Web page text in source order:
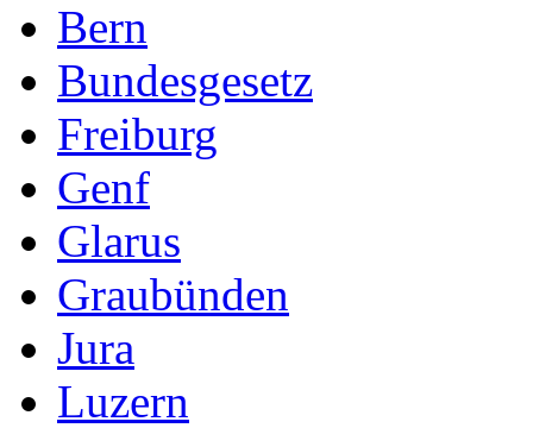
Bern
Bundesgesetz
Freiburg
Genf
Glarus
Graubünden
Jura
Luzern